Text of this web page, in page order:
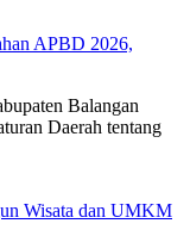
APBD 2026,
Balangan
Daerah tentang
Wisata dan UMKM